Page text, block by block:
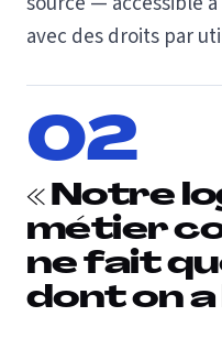
avec des droits par
02
« Notre
métier
ne fait
dont on a